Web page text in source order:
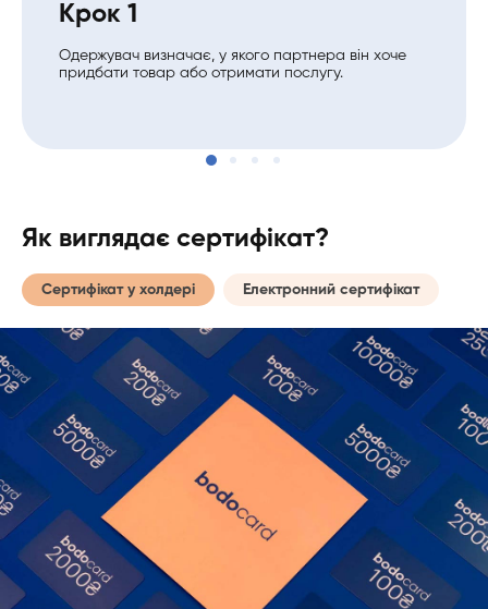
Крок 1
Одержувач визначає, у якого партнера він хоче
придбати товар або отримати послугу.
Як виглядає сертифікат?
Сертифікат у холдері Електронний сертифікат